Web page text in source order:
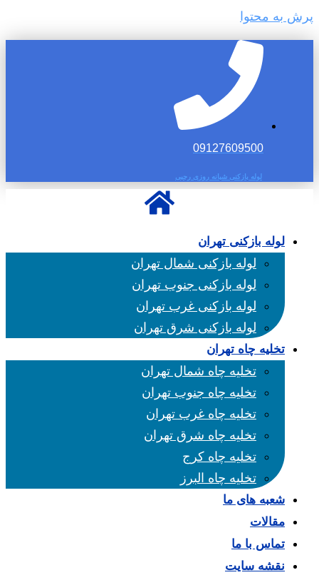
پرش به محتوا
09127609500
لوله بازکنی شبانه روزی رجبی
لوله بازکنی تهران
لوله بازکنی شمال تهران
لوله بازکنی جنوب تهران
لوله بازکنی غرب تهران
لوله بازکنی شرق تهران
تخلیه چاه تهران
تخلیه چاه شمال تهران
تخلیه چاه جنوب تهران
تخلیه چاه غرب تهران
تخلیه چاه شرق تهران
تخلیه چاه کرج
تخلیه چاه البرز
شعبه های ما
مقالات
تماس با ما
نقشه سایت